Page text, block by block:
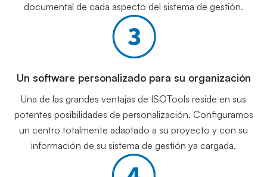
documental de cada aspecto del sistema de gestión.
Un software personalizado para su organización
Una de las grandes ventajas de ISOTools reside en sus
potentes posibilidades de personalización. Configuramos
un centro totalmente adaptado a su proyecto y con su
información de su sistema de gestión ya cargada.